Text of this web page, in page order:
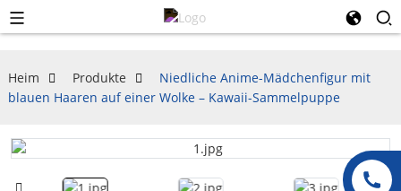
Heim Produkte
Niedliche Anime-Mädchenfigur mit
blauen Haaren auf einer Wolke – Kawaii-Sammelpuppe